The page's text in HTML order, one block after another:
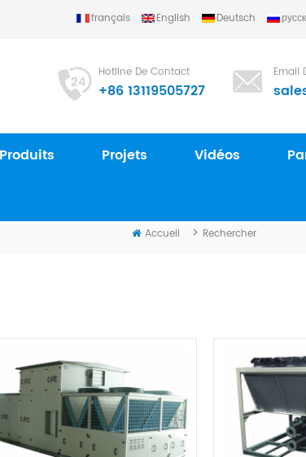
Refrigerating Equipment Group Ltd..
français English Deutsch
Hotline De Contact
+86 13119505727
Email
Produits Projets Vidéos
Accueil > Rechercher